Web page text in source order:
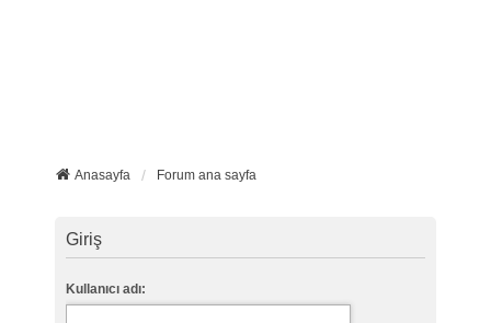
Anasayfa Forum ana sayfa
Giriş
Kullanıcı adı: